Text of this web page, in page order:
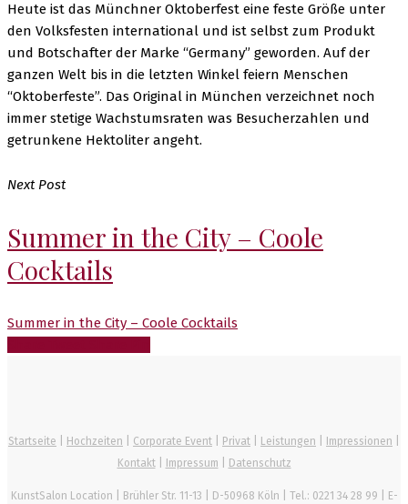
Heute ist das Münchner Oktoberfest eine feste Größe unter
den Volksfesten international und ist selbst zum Produkt
und Botschafter der Marke “Germany” geworden. Auf der
ganzen Welt bis in die letzten Winkel feiern Menschen
“Oktoberfeste”. Das Original in München verzeichnet noch
immer stetige Wachstumsraten was Besucherzahlen und
getrunkene Hektoliter angeht.
Next Post
Summer in the City – Coole
Cocktails
Summer in the City – Coole Cocktails
Startseite Hochzeiten Corporate Event Privat Leistungen Impressionen
Kontakt| Impressum Datenschutz
KunstSalon Location Brühler Str. 11-13 D-50968 Köln | Tel.: 0221 34 28 99 | E-